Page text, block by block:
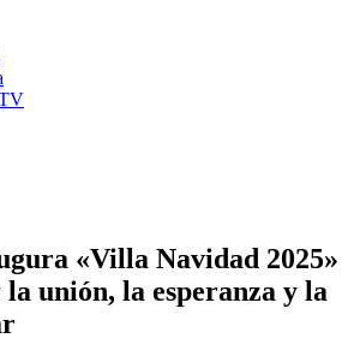
«Villa Navidad 2025»
unión, la esperanza y la